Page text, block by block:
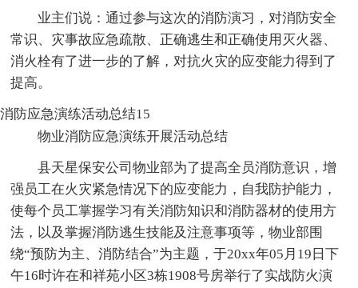
业主们说：通过参与这次的消防演习，对消防安全
常识、灾事故应急疏散、正确逃生和正确使用灭火器、
消火栓有了进一步的了解，对抗火灾的应变能力得到了
提高。
消防应急演练活动总结15
物业消防应急演练开展活动总结
县天星保安公司物业部为了提高全员消防意识，增
强员工在火灾紧急情况下的应变能力，自我防护能力，
使每个员工掌握学习有关消防知识和消防器材的使用方
法，以及掌握消防逃生技能及注意事项等，物业部围
绕“预防为主、消防结合”为主题，于20xx年05月19日下
午16时许在和祥苑小区3栋1908号房举行了实战防火演